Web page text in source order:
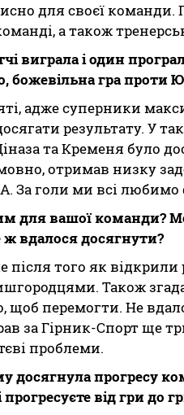
для своєї команди.
а також
виграла і один
божевільна гра проти
адже суперники
результату. У
та Кременя було
отримав низку
За голи ми всі любимо
для вашої команди?
ж вдалося досягнути?
після того як
Також
перемогти. Не
за Гірник-Спорт ще
проблеми.
досягнула прогресу
від гри до